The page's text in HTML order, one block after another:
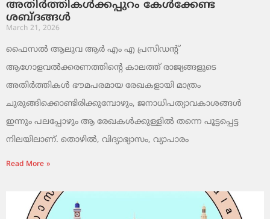
അതിർത്തികൾക്കപ്പുറം കേൾക്കേണ്ട
ശബ്ദങ്ങൾ
March 21, 2026
ഫൈസൽ ആലുവ ആർ എം എ പ്രസിഡന്റ്
ആഗോളവൽക്കരണത്തിന്റെ കാലത്ത് രാജ്യങ്ങളുടെ
അതിർത്തികൾ ഭൗമപരമായ രേഖകളായി മാത്രം
ചുരുങ്ങിക്കൊണ്ടിരിക്കുമ്പോഴും, ജനാധിപത്യാവകാശങ്ങൾ
ഇന്നും പലപ്പോഴും ആ രേഖകൾക്കുള്ളിൽ തന്നെ പൂട്ടപ്പെട്ട
നിലയിലാണ്. തൊഴിൽ, വിദ്യാഭ്യാസം, വ്യാപാരം
Read More »